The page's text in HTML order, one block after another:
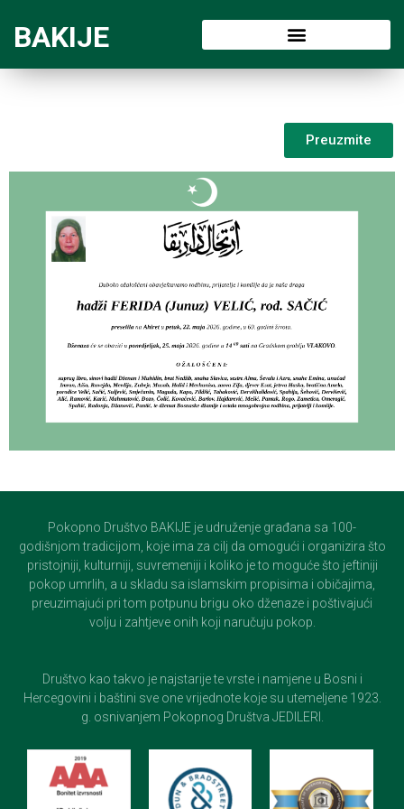
BAKIJE
Preuzmite
Pokopno Društvo BAKIJE je udruženje građana sa 100-
godišnjom tradicijom, koje ima za cilj da omogući i organizira što
pristojniji, kulturniji, suvremeniji i koliko je to moguće što jeftiniji
pokop umrlih, a u skladu sa islamskim propisima i običajima,
preuzimajući pri tom potpunu brigu oko dženaze i poštivajući
volju i zahtjeve onih koji naručuju pokop.
Društvo kao takvo je najstarije te vrste i namjene u Bosni i
Hercegovini i baštini sve one vrijednote koje su utemeljene 1923.
g. osnivanjem Pokopnog Društva JEDILERI.